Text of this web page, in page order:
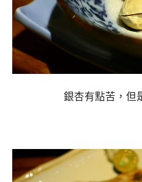
銀杏有點苦，但